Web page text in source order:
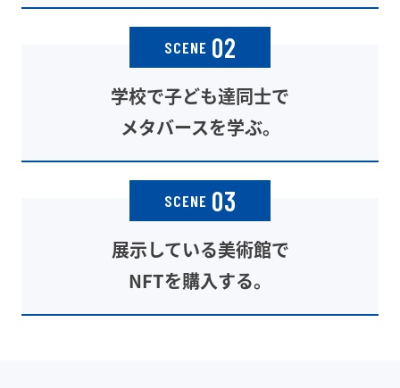
SCENE 02
学校で子ども達同士で
メタバースを学ぶ。
SCENE 03
展示している美術館で
NFTを購入する。